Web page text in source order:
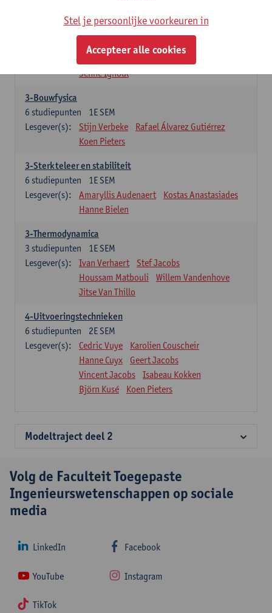
S2-Wiskunde
2E SEM
studiepunten
Rudi Penne Jeffrey Cornelis
Stijn Dierckx
Senne Ignoul
3-Bouwfysica
1E SEM
6 studiepunten
Lesgever(s):
Stijn Verbeke
Rafael Álvarez Gutiérrez
Koen Pieters
3-Sterkteleer en stabiliteit
1E SEM
6 studiepunten
Lesgever(s):
Amaryllis Audenaert
Kostas Anastasiades
Hanne Bielen
3-Thermodynamica
1E SEM
3 studiepunten
Lesgever(s):
Ivan Verhaert
Stef Jacobs
Houssam Matbouli
Willem Vandenhove
Jitse Van Thillo
4-Uitvoeringstechnieken
2E SEM
6 studiepunten
Lesgever(s):
Cedric Vuye
Karolien Couscheir
Hanne Cuyx
Geert Jacobs
Vincent Jacobs
Isabeau Kokken
Björn Kusé
Koen Pieters
Modeltraject deel 2
Volg de Faculteit Toegepaste
Ingenieurswetenschappen op sociale
media
LinkedIn Facebook
YouTube Instagram
TikTok
Stel je persoonlijke voorkeuren in
Accepteer alle cookies